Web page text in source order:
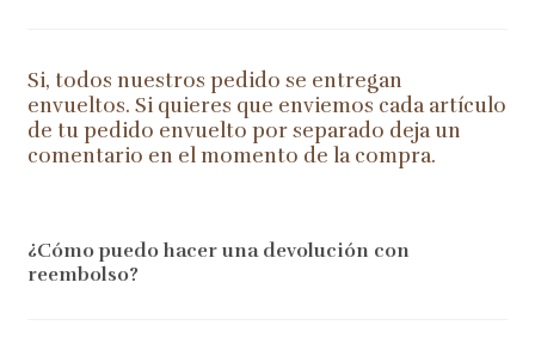
Si, todos nuestros pedido se entregan
envueltos. Si quieres que enviemos cada artículo
de tu pedido envuelto por separado deja un
comentario en el momento de la compra.
¿Cómo puedo hacer una devolución con
reembolso?